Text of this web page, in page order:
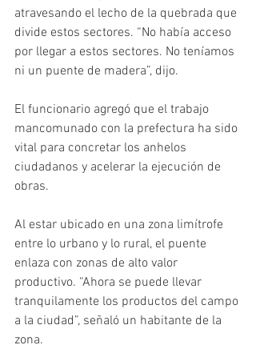
atravesando el lecho de la quebrada que
divide estos sectores. “No había acceso
por llegar a estos sectores. No teníamos
ni un puente de madera”, dijo.
El funcionario agregó que el trabajo
mancomunado con la prefectura ha sido
vital para concretar los anhelos
ciudadanos y acelerar la ejecución de
obras.
Al estar ubicado en una zona limítrofe
entre lo urbano y lo rural, el puente
enlaza con zonas de alto valor
productivo. “Ahora se puede llevar
tranquilamente los productos del campo
a la ciudad”, señaló un habitante de la
zona.